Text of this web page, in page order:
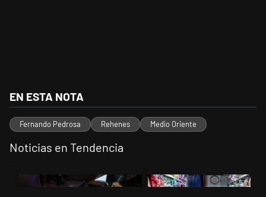
EN ESTA NOTA
Fernando Pedrosa Rehenes Medio Oriente
Noticias en Tendencia
Un artículo de tendencia con el título "Encuesta, mientras el
Un artículo de tendencia con el